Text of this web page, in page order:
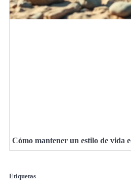
Cómo mantener un estilo de vida
Etiquetas